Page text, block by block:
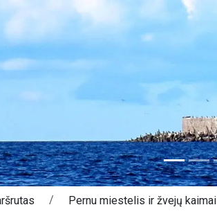
Pernu miestelis ir žvejų kaimai